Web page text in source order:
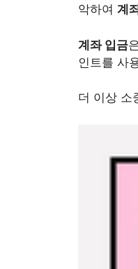
악하여 계
계좌 입금
인트를 사
더 이상 소